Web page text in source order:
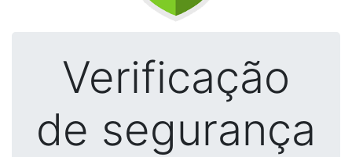
Verificação
de segurança